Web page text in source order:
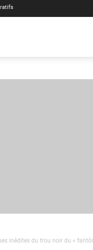
inédites du trou noir du «